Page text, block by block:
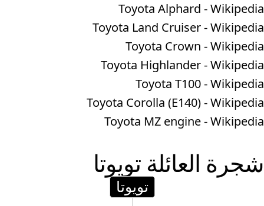
Toyota Alphard - Wikipedia
Toyota Land Cruiser - Wikipedia
Toyota Crown - Wikipedia
Toyota Highlander - Wikipedia
Toyota T100 - Wikipedia
Toyota Corolla (E140) - Wikipedia
Toyota MZ engine - Wikipedia
شجرة العائلة تويوتا
تويوتا